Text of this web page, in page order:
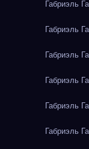
Габриэль
Габриэль
Габриэль
Габриэль
Габриэль
Габриэль